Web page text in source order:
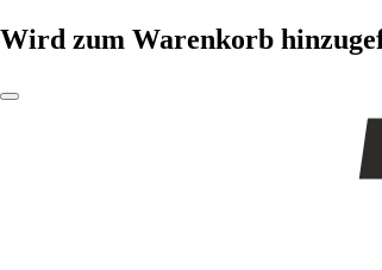
Wird zum Warenkorb